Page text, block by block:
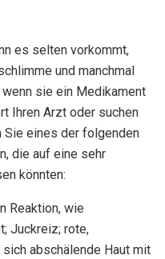
es selten vorkommt,
und manchmal
sie ein Medikament
Ihren Arzt oder suchen
eines der folgenden
die auf eine sehr
könnten:
Reaktion, wie
Juckreiz; rote,
abschälende Haut mit